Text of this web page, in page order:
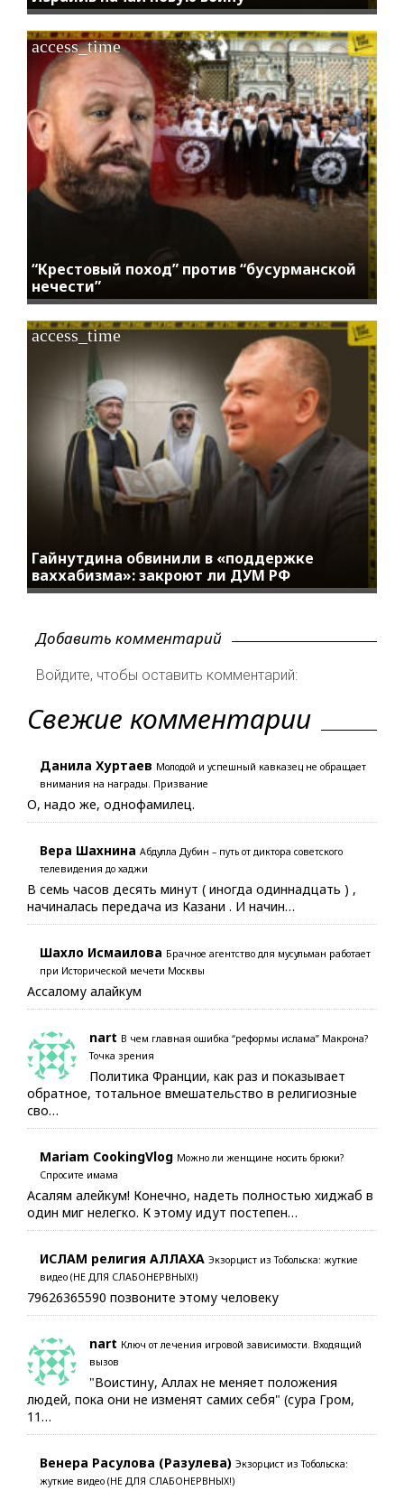
“Крестовый поход” против “бусурманской
нечести”
access_time
Гайнутдина обвинили в «поддержке
ваххабизма»: закроют ли ДУМ РФ
access_time
Добавить комментарий
Войдите, чтобы оставить комментарий:
Свежие комментарии
Данила Хуртаев Молодой и успешный кавказец не обращает
внимания на награды. Призвание
О, надо же, однофамилец.
Вера Шахнина Абдулла Дубин – путь от диктора советского
телевидения до хаджи
В семь часов десять минут ( иногда одиннадцать ) ,
начиналась передача из Казани . И начин…
Шахло Исмаилова Брачное агентство для мусульман работает
при Исторической мечети Москвы
Ассалому алайкум
nart В чем главная ошибка “реформы ислама” Макрона?
Точка зрения
Политика Франции, как раз и показывает
обратное, тотальное вмешательство в религиозные
сво…
Mariam CookingVlog Можно ли женщине носить брюки?
Спросите имама
Асалям алейкум! Конечно, надеть полностью хиджаб в
один миг нелегко. К этому идут постепен…
ИСЛАМ религия АЛЛАХА Экзорцист из Тобольска: жуткие
видео (НЕ ДЛЯ СЛАБОНЕРВНЫХ!)
79626365590 позвоните этому человеку
nart Ключ от лечения игровой зависимости. Входящий
вызов
"Воистину, Аллах не меняет положения
людей, пока они не изменят самих себя" (сура Гром,
11…
Венера Расулова (Разулева) Экзорцист из Тобольска:
жуткие видео (НЕ ДЛЯ СЛАБОНЕРВНЫХ!)